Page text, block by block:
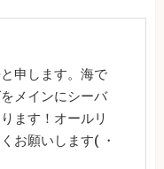
申します。海で
メインにシーバ
ます！オールリ
お願いします( ・